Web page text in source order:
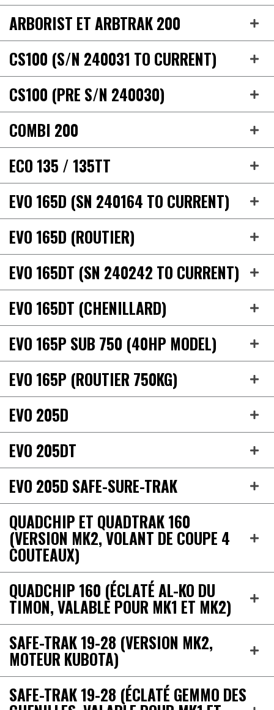
ARBORIST ET ARBTRAK 200
CS100 (S/N 240031 TO CURRENT)
CS100 (PRE S/N 240030)
COMBI 200
ECO 135 / 135TT
EVO 165D (SN 240164 TO CURRENT)
EVO 165D (ROUTIER)
EVO 165DT (SN 240242 TO CURRENT)
EVO 165DT (CHENILLARD)
EVO 165P SUB 750 (40HP MODEL)
EVO 165P (ROUTIER 750KG)
EVO 205D
EVO 205DT
EVO 205D SAFE-SURE-TRAK
QUADCHIP ET QUADTRAK 160
(VERSION MK2, VOLANT DE COUPE 4
COUTEAUX)
QUADCHIP 160 (ÉCLATÉ AL-KO DU
TIMON, VALABLE POUR MK1 ET MK2)
SAFE-TRAK 19-28 (VERSION MK2,
MOTEUR KUBOTA)
SAFE-TRAK 19-28 (ÉCLATÉ GEMMO DES